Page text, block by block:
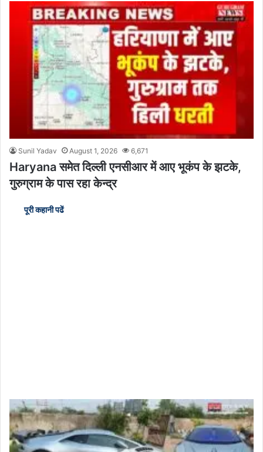
Sunil Yadav August 1, 2026 6,671
Haryana समेत दिल्ली एनसीआर में आए भूकंप के झटके,
गुरुग्राम के पास रहा केन्द्र
पूरी कहानी पढें